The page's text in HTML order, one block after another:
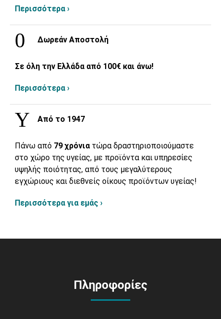
Περισσότερα ›
Δωρεάν Αποστολή
Σε όλη την Ελλάδα από 100€ και άνω!
Περισσότερα ›
Από το 1947
Πάνω από 79 χρόνια τώρα δραστηριοποιούμαστε
στο χώρο της υγείας, με προϊόντα και υπηρεσίες
υψηλής ποιότητας, από τους μεγαλύτερους
εγχώριους και διεθνείς οίκους προϊόντων υγείας!
Περισσότερα για εμάς ›
Πληροφορίες